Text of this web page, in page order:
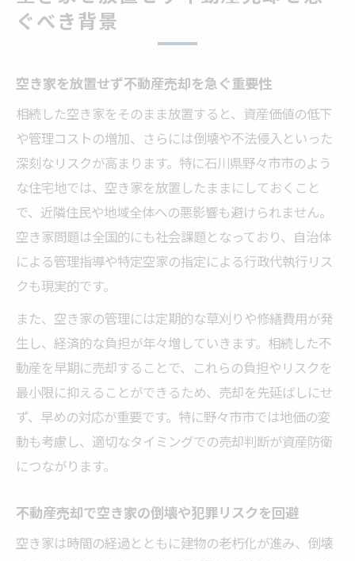
ぐべき背景
空き家を放置せず不動産売却を急ぐ重要性
相続した空き家をそのまま放置すると、資産価値の低下
や管理コストの増加、さらには倒壊や不法侵入といった
深刻なリスクが高まります。特に石川県野々市市のよう
な住宅地では、空き家を放置したままにしておくこと
で、近隣住民や地域全体への悪影響も避けられません。
空き家問題は全国的にも社会課題となっており、自治体
による管理指導や特定空家の指定による行政代執行リス
クも現実的です。
また、空き家の管理には定期的な草刈りや修繕費用が発
生し、経済的な負担が年々増していきます。相続した不
動産を早期に売却することで、これらの負担やリスクを
最小限に抑えることができるため、売却を先延ばしにせ
ず、早めの対応が重要です。特に野々市市では地価の変
動も考慮し、適切なタイミングでの売却判断が資産防衛
につながります。
不動産売却で空き家の倒壊や犯罪リスクを回避
空き家は時間の経過とともに建物の老朽化が進み、倒壊